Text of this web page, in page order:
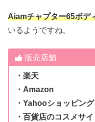
Aiamチャプター65ボデ
いるようですね。
販売店舗
・楽天
・Amazon
・Yahooショッピング
・百貨店のコスメサイ